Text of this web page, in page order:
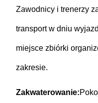
Zawodnicy i trenerzy
transport w dniu
miejsce zbiórki
zakresie.
Zakwaterowanie: